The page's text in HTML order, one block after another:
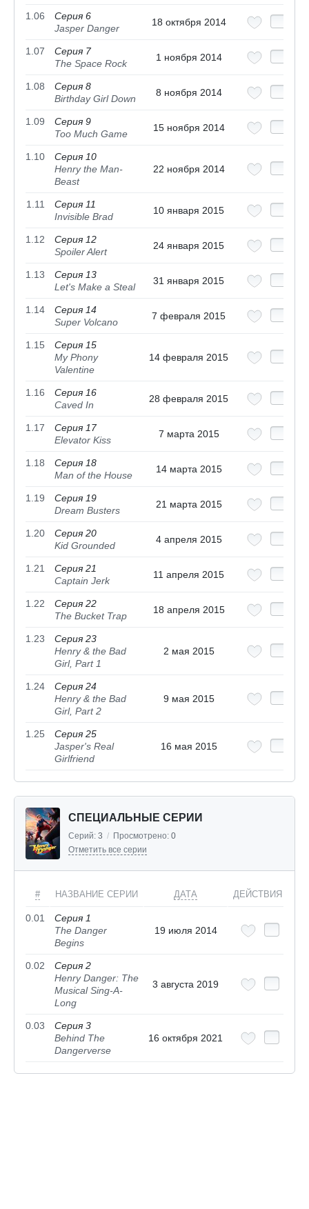
1.06
Серия 6
Jasper Danger
18 октября 2014
1.07
Серия 7
The Space Rock
1 ноября 2014
1.08
Серия 8
Birthday Girl Down
8 ноября 2014
1.09
Серия 9
Too Much Game
15 ноября 2014
1.10
Серия 10
Henry the Man-
Beast
22 ноября 2014
1.11
Серия 11
Invisible Brad
10 января 2015
1.12
Серия 12
Spoiler Alert
24 января 2015
1.13
Серия 13
Let's Make a Steal
31 января 2015
1.14
Серия 14
Super Volcano
7 февраля 2015
1.15
Серия 15
My Phony
Valentine
14 февраля 2015
1.16
Серия 16
Caved In
28 февраля 2015
1.17
Серия 17
Elevator Kiss
7 марта 2015
1.18
Серия 18
Man of the House
14 марта 2015
1.19
Серия 19
Dream Busters
21 марта 2015
1.20
Серия 20
Kid Grounded
4 апреля 2015
1.21
Серия 21
Captain Jerk
11 апреля 2015
1.22
Серия 22
The Bucket Trap
18 апреля 2015
1.23
Серия 23
Henry & the Bad
Girl, Part 1
2 мая 2015
1.24
Серия 24
Henry & the Bad
Girl, Part 2
9 мая 2015
1.25
Серия 25
Jasper's Real
Girlfriend
16 мая 2015
СПЕЦИАЛЬНЫЕ СЕРИИ
Серий: 3 / Просмотрено: 0
Отметить все серии
# НАЗВАНИЕ СЕРИИ ДАТА ДЕЙСТВИЯ
0.01
Серия 1
The Danger
Begins
19 июля 2014
0.02
Серия 2
Henry Danger: The
Musical Sing-A-
Long
3 августа 2019
0.03
Серия 3
Behind The
Dangerverse
16 октября 2021